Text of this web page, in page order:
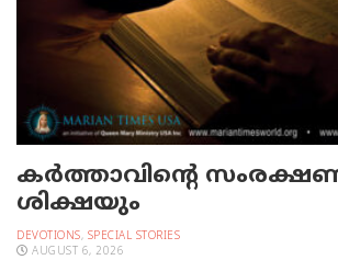
കർത്താവിന്റെ
ശിക്ഷയും
DEVOTIONS, SPECIAL STORIES
AUGUST 6, 2026